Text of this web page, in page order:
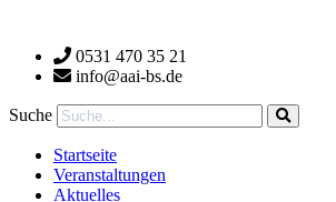
wechseln 0531 470 35 21
info@aai-bs.de
Suche
Startseite
Veranstaltungen
Aktuelles